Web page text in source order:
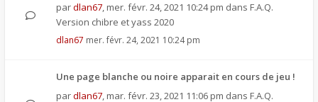
pardlan67, mer. févr. 24, 2021 10:24 pm dans F.A.Q.
Version chibre et yass 2020
dlan67 mer. févr. 24, 2021 10:24 pm
Une page blanche ou noire apparait en cours de jeu !
pardlan67, mar. févr. 23, 2021 11:06 pm dans F.A.Q.